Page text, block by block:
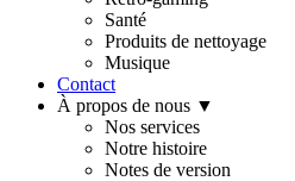
Santé
Produits de nettoyage
Musique
Contact
À propos de nous ▼
Nos services
Notre histoire
Notes de version